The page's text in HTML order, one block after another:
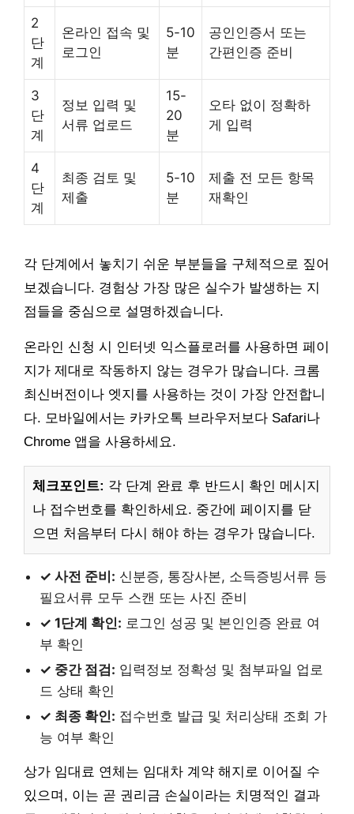
2
단
계
온라인 접속 및
로그인
5-10
분
공인인증서 또는
간편인증 준비
3
단
계
정보 입력 및
서류 업로드
15-
20
분
오타 없이 정확하
게 입력
4
단
계
최종 검토 및
제출
5-10
분
제출 전 모든 항목
재확인
각 단계에서 놓치기 쉬운 부분들을 구체적으로 짚어
보겠습니다. 경험상 가장 많은 실수가 발생하는 지
점들을 중심으로 설명하겠습니다.
온라인 신청 시 인터넷 익스플로러를 사용하면 페이
지가 제대로 작동하지 않는 경우가 많습니다. 크롬
최신버전이나 엣지를 사용하는 것이 가장 안전합니
다. 모바일에서는 카카오톡 브라우저보다 Safari나
Chrome 앱을 사용하세요.
체크포인트: 각 단계 완료 후 반드시 확인 메시지
나 접수번호를 확인하세요. 중간에 페이지를 닫
으면 처음부터 다시 해야 하는 경우가 많습니다.
✓ 사전 준비: 신분증, 통장사본, 소득증빙서류 등
필요서류 모두 스캔 또는 사진 준비
✓ 1단계 확인: 로그인 성공 및 본인인증 완료 여
부 확인
✓ 중간 점검: 입력정보 정확성 및 첨부파일 업로
드 상태 확인
✓ 최종 확인: 접수번호 발급 및 처리상태 조회 가
능 여부 확인
상가 임대료 연체는 임대차 계약 해지로 이어질 수
있으며, 이는 곧 권리금 손실이라는 치명적인 결과